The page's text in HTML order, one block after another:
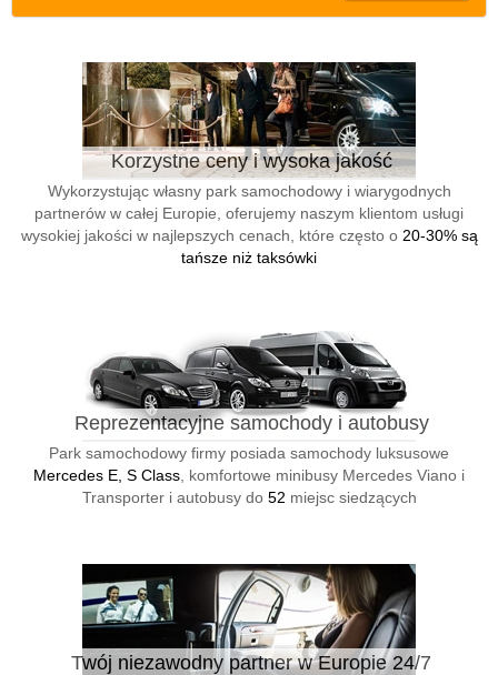
Korzystne ceny i wysoka jakość
Wykorzystując własny park samochodowy i wiarygodnych
partnerów w całej Europie, oferujemy naszym klientom usługi
wysokiej jakości w najlepszych cenach, które często o 20-30% są
tańsze niż taksówki
Reprezentacyjne samochody i autobusy
Park samochodowy firmy posiada samochody luksusowe
Mercedes E, S Class , komfortowe minibusy Mercedes Viano i
Transporter i autobusy do 52 miejsc siedzących
Twój niezawodny partner w Europie 24/7